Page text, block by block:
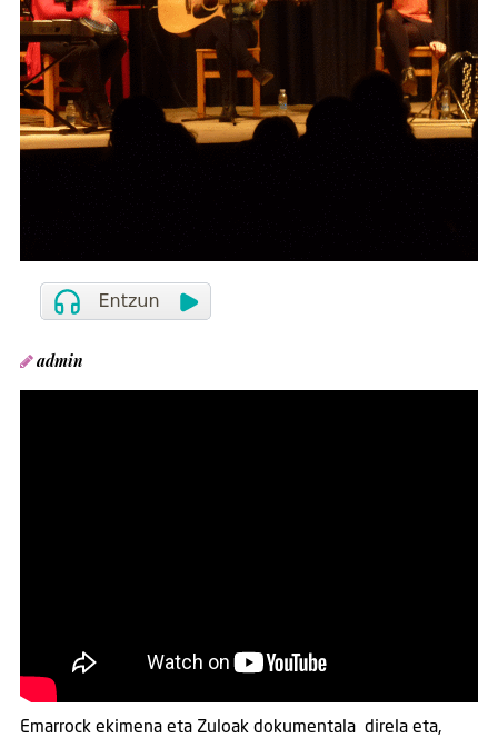
admin
Emarrock ekimena eta Zuloak dokumentala direla eta,